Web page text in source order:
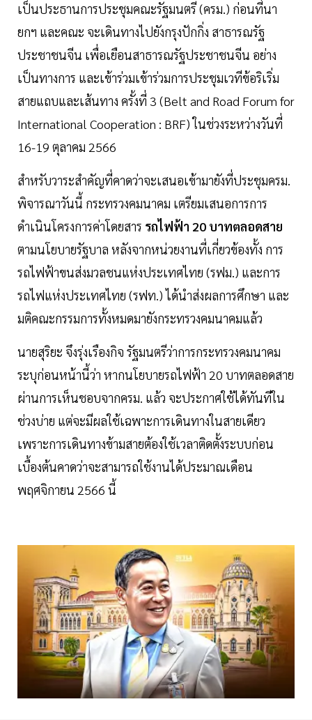
เป็นประธานการประชุมคณะรัฐมนตรี (ครม.) ก่อนที่นา
ยกฯ และคณะ จะเดินทางไปยังกรุงปักกิ่ง สาธารณรัฐ
ประชาชนจีน เพื่อเยือนสาธารณรัฐประชาชนจีน อย่าง
เป็นทางการ และเข้าร่วมเข้าร่วมการประชุมเวทีข้อริเริ่ม
สายแถบและเส้นทาง ครั้งที่ 3 (Belt and Road Forum for
International Cooperation : BRF) ในช่วงระหว่างวันที่
16-19 ตุลาคม 2566
สำหรับวาระสำคัญที่คาดว่าจะเสนอเข้ามายังที่ประชุมครม.
พิจารณาวันนี้ กระทรวงคมนาคม เตรียมเสนอการการ
ดำเนินโครงการค่าโดยสาร รถไฟฟ้า 20 บาทตลอดสาย
ตามนโยบายรัฐบาล หลังจากหน่วยงานที่เกี่ยวข้องทั้ง การ
รถไฟฟ้าขนส่งมวลชนแห่งประเทศไทย (รฟม.) และการ
รถไฟแห่งประเทศไทย (รฟท.) ได้นำส่งผลการศึกษา และ
มติคณะกรรมการทั้งหมดมายังกระทรวงคมนาคมแล้ว
นายสุริยะ จึงรุ่งเรืองกิจ รัฐมนตรีว่าการกระทรวงคมนาคม
ระบุก่อนหน้านี้ว่า หากนโยบายรถไฟฟ้า 20 บาทตลอดสาย
ผ่านการเห็นชอบจากครม. แล้ว จะประกาศใช้ได้ทันทีใน
ช่วงบ่าย แต่จะมีผลใช้เฉพาะการเดินทางในสายเดียว
เพราะการเดินทางข้ามสายต้องใช้เวลาติดตั้งระบบก่อน
เบื้องต้นคาดว่าจะสามารถใช้งานได้ประมาณเดือน
พฤศจิกายน 2566 นี้